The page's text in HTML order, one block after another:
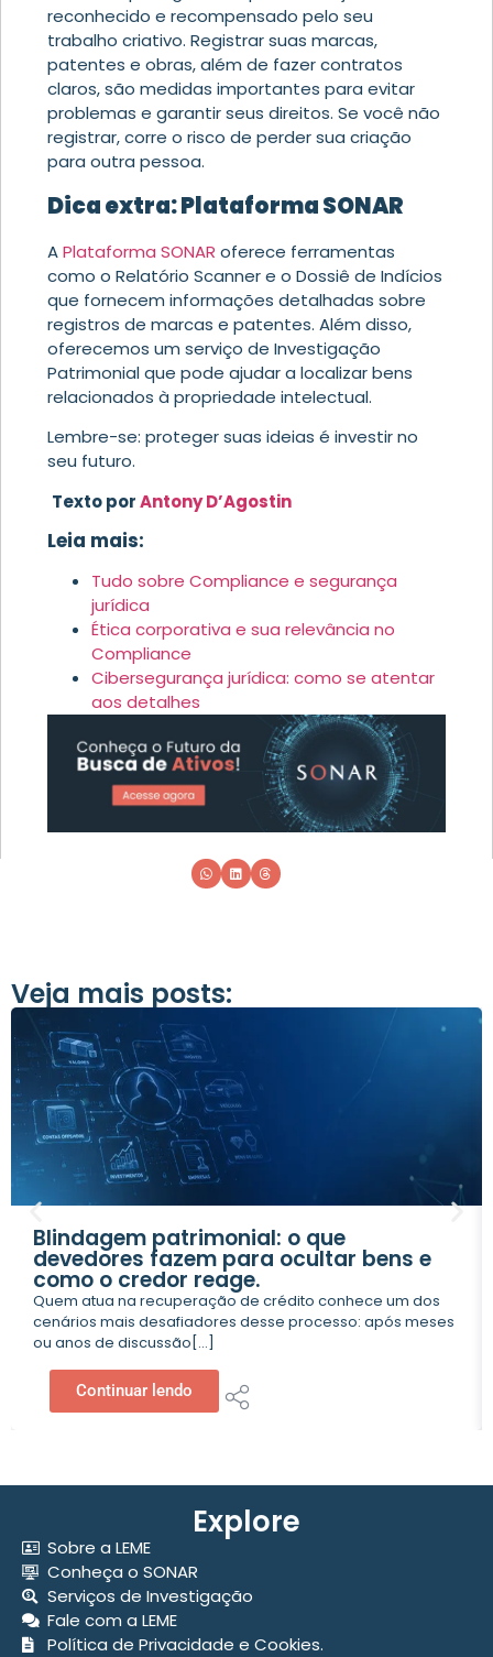
reconhecido e recompensado pelo seu
trabalho criativo. Registrar suas marcas,
patentes e obras, além de fazer contratos
claros, são medidas importantes para evitar
problemas e garantir seus direitos. Se você não
registrar, corre o risco de perder sua criação
para outra pessoa.
Dica extra: Plataforma SONAR
APlataforma SONAR oferece ferramentas
como o Relatório Scanner e o Dossiê de Indícios
que fornecem informações detalhadas sobre
registros de marcas e patentes. Além disso,
oferecemos um serviço de Investigação
Patrimonial que pode ajudar a localizar bens
relacionados à propriedade intelectual.
Lembre-se: proteger suas ideias é investir no
seu futuro.
Texto porAntony D’Agostin
Leia mais:
Tudo sobre Compliance e segurança
jurídica
Ética corporativa e sua relevância no
Compliance
Cibersegurança jurídica: como se atentar
aos detalhes
Veja mais posts:
Blindagem patrimonial: o que
devedores fazem para ocultar bens e
como o credor reage.
Quem atua na recuperação de crédito conhece um dos
cenários mais desafiadores desse processo: após meses
ou anos de discussão[...]
Continuar lendo
Explore
Sobre a LEME
Conheça o SONAR
Serviços de Investigação
Fale com a LEME
Política de Privacidade e Cookies.